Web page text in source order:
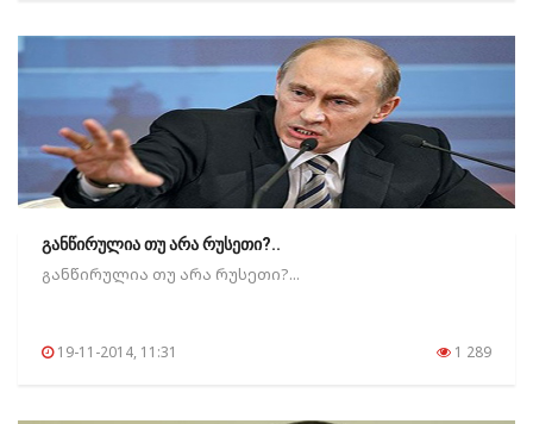
განწირულია თუ არა რუსეთი?..
განწირულია თუ არა რუსეთი?...
19-11-2014, 11:31 1 289